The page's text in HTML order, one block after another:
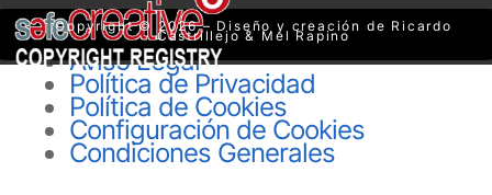
Copyright © 2026 – Diseño y creación de Ricardo
Castrillejo & Mel Rapino
Aviso Legal
Política de Privacidad
Política de Cookies
Configuración de Cookies
Condiciones Generales